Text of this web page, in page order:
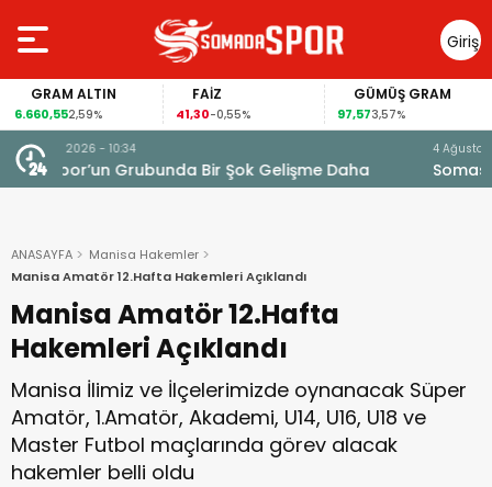
Giriş
Yap
GRAM ALTIN
2,59%
FAİZ
41,30-0,55%
GÜMÜŞ GRAM
97,573,57%
4 Ağustos 2026 - 11:07
Somaspor’un Yeni Transferlerini Yakından Tanıyalım
ANASAYFA
Manisa Hakemler
Manisa Amatör 12.Hafta Hakemleri Açıklandı
Manisa Amatör 12.Hafta
Hakemleri Açıklandı
Manisa İlimiz ve İlçelerimizde oynanacak Süper
Amatör, 1.Amatör, Akademi, U14, U16, U18 ve
Master Futbol maçlarında görev alacak
hakemler belli oldu